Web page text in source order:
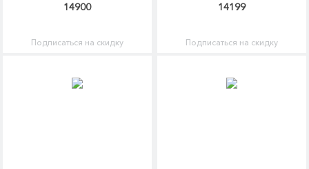
14900
Подписаться на скидку
14199
Подписаться на скидку